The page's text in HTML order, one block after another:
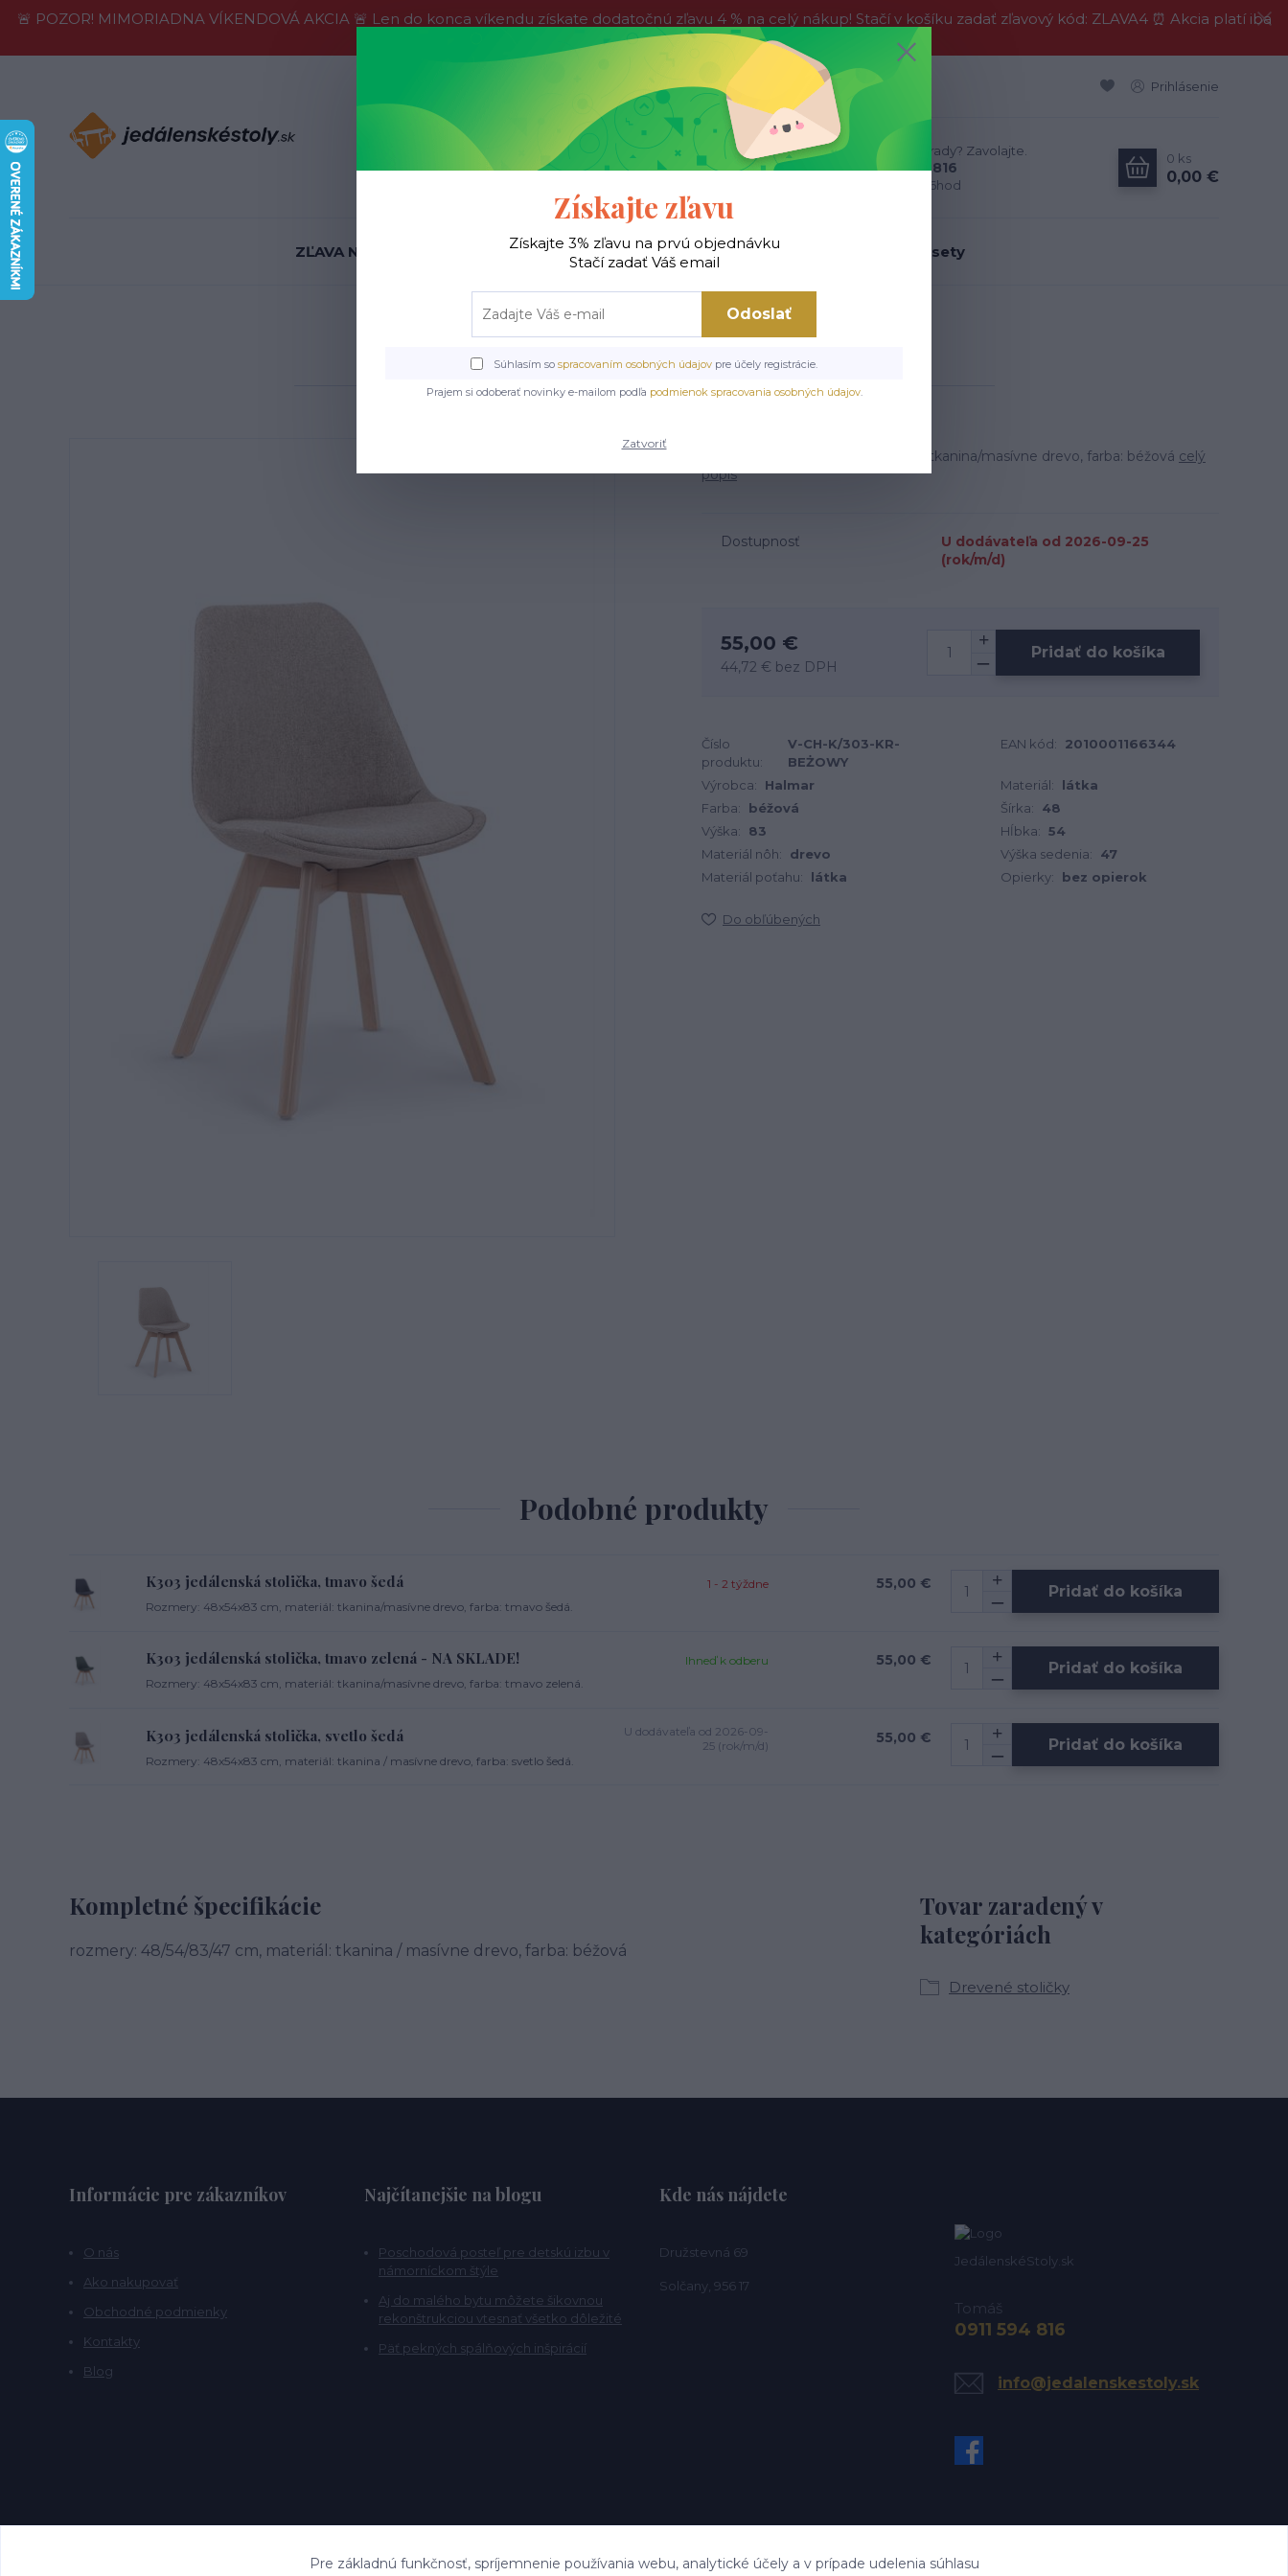
🚨 POZOR! MIMORIADNA VÍKENDOVÁ AKCIA 🚨 Len do konca víkendu získate dodatočnú zľavu 4 % na celý nákup! Stačí v košíku zadať zľavový kód: ZLAVA4 ⏰ Akcia platí iba
do nedele, tak neváhajte a nakúpte výhodnejšie ešte dnes!
Prihlásenie
Hľadať
Neviete si rady? Zavolajte.
0911 594 816
Po-Pia, 9-16hod
0 ks
0,00 €
ZĽAVA NA SKLADE ! Jedálenské stoly Jedálenské stoličky Jedálenské sety
K303 jedálenská stolička, béžová
Rozmery: 48x54x83 cm, materiál: tkanina/masívne drevo, farba: béžová celý
popis
Dostupnosť
U dodávateľa od 2026-09-25
(rok/m/d)
55,00 €
44,72 € bez DPH
Pridať do košíka
Číslo
produktu:
V-CH-K/303-KR-
BEŻOWY
EAN kód: 2010001166344
Výrobca: Halmar Materiál:
látka
Farba:
béžová Šírka:
48
Výška:
83 Hĺbka: 54
Materiál nôh:
drevo Výška sedenia:
47
Materiál poťahu:
látka Opierky: bez opierok
Do obľúbených
Podobné produkty
K303 jedálenská stolička, tmavo šedá
Rozmery: 48x54x83 cm, materiál: tkanina/masívne drevo, farba: tmavo šedá.
55,00 €
1 - 2 týždne Pridať do košíka
K303 jedálenská stolička, tmavo zelená - NA SKLADE!
Rozmery: 48x54x83 cm, materiál: tkanina/masívne drevo, farba: tmavo zelená.
55,00 €
Ihneď k odberu Pridať do košíka
K303 jedálenská stolička, svetlo šedá
Rozmery: 48x54x83 cm, materiál: tkanina / masívne drevo, farba: svetlo šedá.
55,00 €
U dodávateľa od 2026-09-
25 (rok/m/d)
Pridať do košíka
Kompletné špecifikácie
rozmery: 48/54/83/47 cm, materiál: tkanina / masívne drevo, farba: béžová
Tovar zaradený v
kategóriách
Drevené stoličky
Informácie pre zákazníkov
O nás
Ako nakupovať
Obchodné podmienky
Kontakty
Blog
Najčítanejšie na blogu
Poschodová posteľ pre detskú izbu v
námorníckom štýle
Aj do malého bytu môžete šikovnou
rekonštrukciou vtesnať všetko dôležité
Päť pekných spálňových inšpirácií
Kde nás nájdete
Družstevná 69
Solčany, 956 17
JedálenskéStoly.sk
Tomáš
0911 594 816
info@jedalenskestoly.sk
Získajte zľavu
Získajte 3% zľavu na prvú objednávku
Stačí zadať Váš email
Odoslať
Súhlasím so spracovaním osobných údajov pre účely registrácie.
Prajem si odoberať novinky e-mailom podľa podmienok spracovania osobných údajov.
Zatvoriť
Pre základnú funkčnosť, spríjemnenie používania webu, analytické účely a v prípade udelenia súhlasu